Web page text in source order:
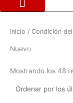
Inicio / Condición
Nuevo
Mostrando los 48